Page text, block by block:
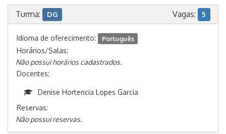
Turma: DG Vagas: 5
Idioma de oferecimento: Português
Horários/Salas:
Não possui horários cadastrados.
Docentes:
Denise Hortencia Lopes Garcia
Reservas:
Não possui reservas.